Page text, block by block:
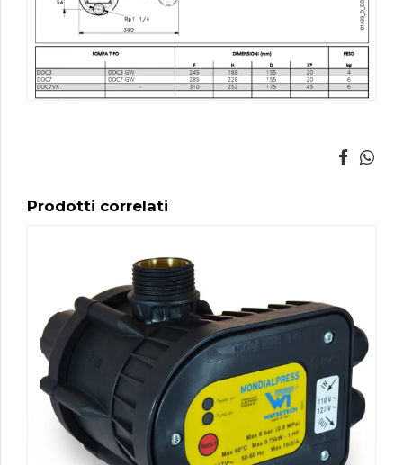
Prodotti correlati